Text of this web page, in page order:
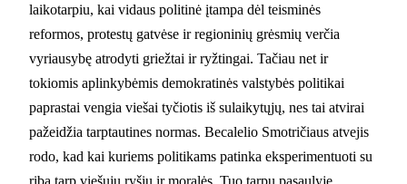
laikotarpiu, kai vidaus politinė įtampa dėl teisminės
reformos, protestų gatvėse ir regioninių grėsmių verčia
vyriausybę atrodyti griežtai ir ryžtingai. Tačiau net ir
tokiomis aplinkybėmis demokratinės valstybės politikai
paprastai vengia viešai tyčiotis iš sulaikytųjų, nes tai atvirai
pažeidžia tarptautines normas. Becalelio Smotričiaus atvejis
rodo, kad kai kuriems politikams patinka eksperimentuoti su
riba tarp viešųjų ryšių ir moralės. Tuo tarpu pasaulyje